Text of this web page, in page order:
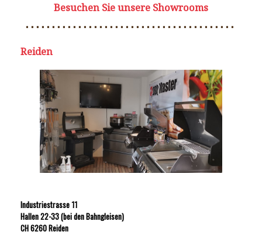
Besuchen Sie unsere Showrooms
Reiden
Industriestrasse 11
Hallen 22-33 (bei den Bahngleisen)
CH 6260 Reiden